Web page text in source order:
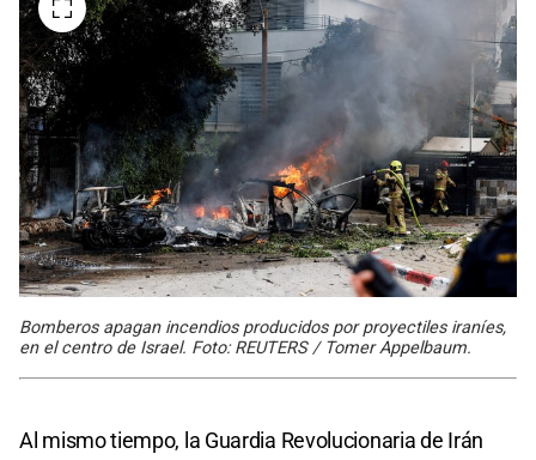
Bomberos apagan incendios producidos por proyectiles iraníes,
en el centro de Israel. Foto: REUTERS / Tomer Appelbaum.
Al mismo tiempo, la Guardia Revolucionaria de Irán